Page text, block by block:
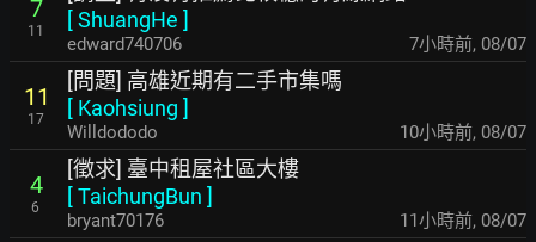
7
11
[ShuangHe ]
edward740706 7小時前, 08/07
11
17
[問題] 高雄近期有二手市集嗎
[ Kaohsiung ]
Willdododo 10小時前, 08/07
4
6
[徵求] 臺中租屋社區大樓
[TaichungBun ]
bryant70176 11小時前, 08/07